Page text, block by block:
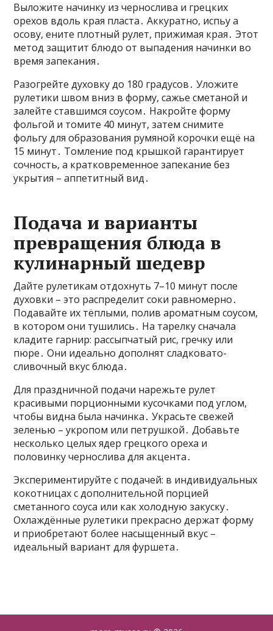
Выложите начинку из чернослива и грецких
орехов вдоль края пласта․ Аккуратно, испьу а
осову, ените плотный рулет, прижимая края․ Этот
метод защитит блюдо от выпадения начинки во
время запекания․
Разогрейте духовку до 180 градусов․ Уложите
рулетики швом вниз в форму, сажье сметаной и
залейте ставшимся соусом․ Накройте форму
фольгой и томите 40 минут, затем снимите
фольгу для образования румяной корочки ещё на
15 минут․ Томление под крышкой гарантирует
сочность, а кратковременное запекание без
укрытия – аппетитный вид․
Подача и варианты
превращения блюда в
кулинарный шедевр
Дайте рулетикам отдохнуть 7–10 минут после
духовки – это распределит соки равномерно․
Подавайте их тёплыми, полив ароматным соусом,
в котором они тушились․ На тарелку сначала
кладите гарнир: рассыпчатый рис, гречку или
пюре․ Они идеально дополнят сладковато-
сливочный вкус блюда․
Для праздничной подачи нарежьте рулет
красивыми порционными кусочками под углом,
чтобы видна была начинка․ Украсьте свежей
зеленью – укропом или петрушкой․ Добавьте
несколько целых ядер грецкого ореха и
половинку чернослива для акцента․
Экспериментируйте с подачей: в индивидуальных
кокотницах с дополнительной порцией
сметанного соуса или как холодную закуску․
Охлаждённые рулетики прекрасно держат форму
и приобретают более насыщенный вкус –
идеальный вариант для фуршета․